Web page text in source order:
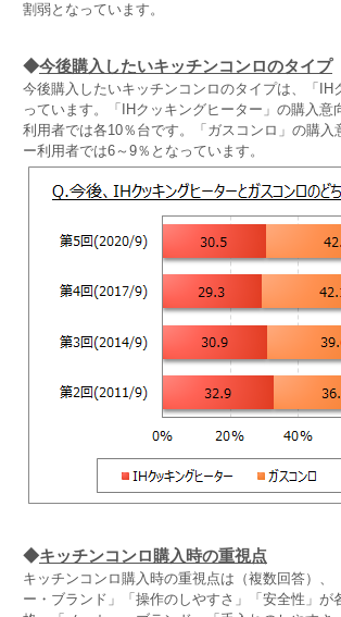
割弱となっています。
◆今後購入したいキッチンコンロのタイプ
今後購入したいキッチンコンロのタイプは、「
っています。「IHクッキングヒーター」の購入
利用者では各10％台です。「ガスコンロ」の購
ー利用者では6～9％となっています。
◆キッチンコンロ購入時の重視点
キッチンコンロ購入時の重視点は（複数回答）
ー・ブランド」「操作のしやすさ」「安全性」